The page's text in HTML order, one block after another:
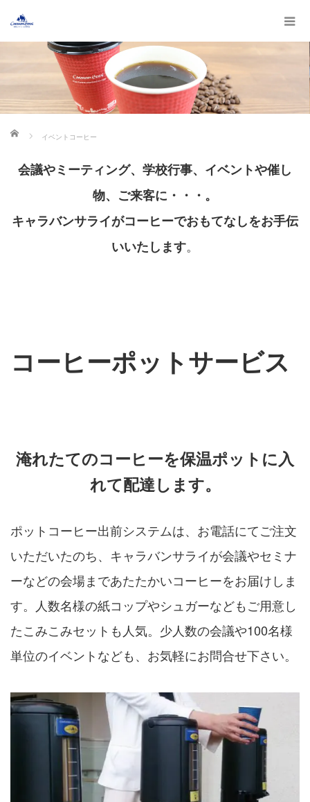
ホーム イベントコーヒー
会議やミーティング、学校行事、イベントや催し
物、ご来客に・・・。
キャラバンサライがコーヒーでおもてなしをお手伝
いいたします。
コーヒーポットサービス
淹れたてのコーヒーを保温ポットに入
れて配達します。
ポットコーヒー出前システムは、お電話にてご注文
いただいたのち、キャラバンサライが会議やセミナ
ーなどの会場まであたたかいコーヒーをお届けしま
す。人数名様の紙コップやシュガーなどもご用意し
たこみこみセットも人気。少人数の会議や100名様
単位のイベントなども、お気軽にお問合せ下さい。